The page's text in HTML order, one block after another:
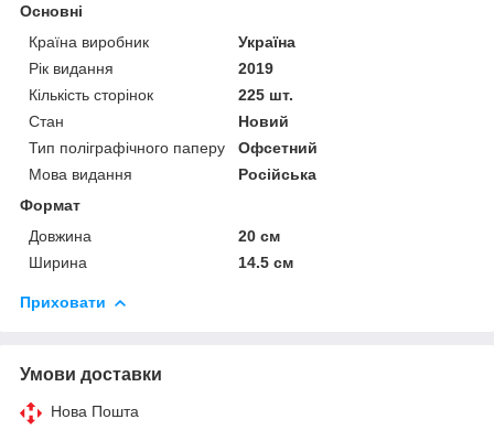
Основні
Країна виробник
Україна
Рік видання
2019
Кількість сторінок
225 шт.
Стан
Новий
Тип поліграфічного паперу
Офсетний
Мова видання
Російська
Формат
Довжина
20 см
Ширина
14.5 см
Приховати
Умови доставки
Нова Пошта